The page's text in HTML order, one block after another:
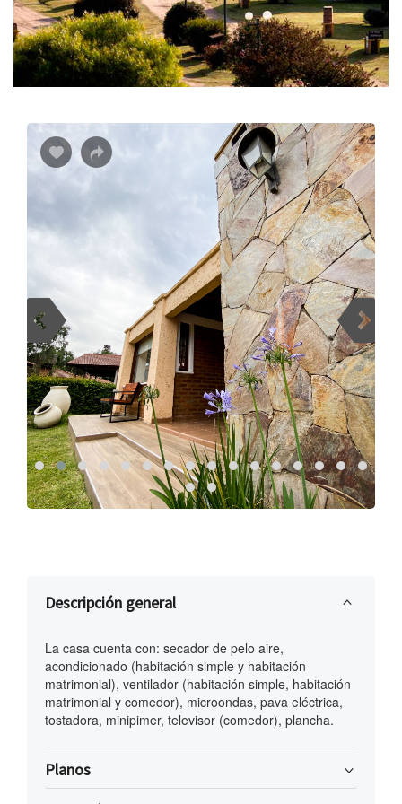
descripción general
La casa cuenta con: secador de pelo aire,
acondicionado (habitación simple y habitación
matrimonial), ventilador (habitación simple, habitación
matrimonial y comedor), microondas, pava eléctrica,
tostadora, minipimer, televisor (comedor), plancha.
planos